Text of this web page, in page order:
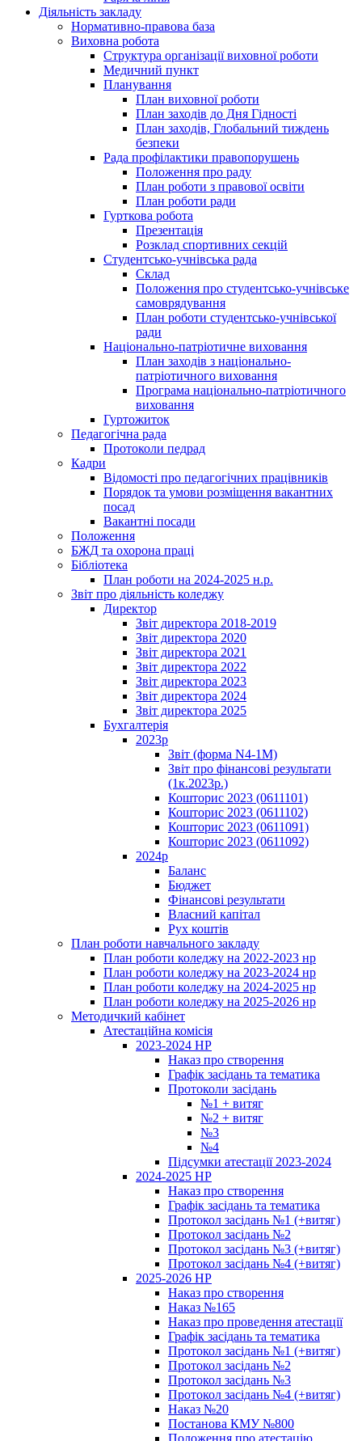
Діяльність закладу
Нормативно-правова база
Виховна робота
Структура організації виховної роботи
Медичний пункт
Планування
План виховної роботи
План заходів до Дня Гідності
План заходів, Глобальний тиждень
безпеки
Рада профілактики правопорушень
Положення про раду
План роботи з правової освіти
План роботи ради
Гурткова робота
Презентація
Розклад спортивних секцій
Студентсько-учнівська рада
Склад
Положення про студентсько-учнівське
самоврядування
План роботи студентсько-учнівської
ради
Національно-патріотичне виховання
План заходів з національно-
патріотичного виховання
Програма національно-патріотичного
виховання
Гуртожиток
Педагогічна рада
Протоколи педрад
Кадри
Відомості про педагогічних працівників
Порядок та умови розміщення вакантних
посад
Вакантні посади
Положення
БЖД та охорона праці
Бібліотека
План роботи на 2024-2025 н.р.
Звіт про діяльність коледжу
Директор
Звіт директора 2018-2019
Звіт директора 2020
Звіт директора 2021
Звіт директора 2022
Звіт директора 2023
Звіт директора 2024
Звіт директора 2025
Бухгалтерія
2023р
Звіт (форма N4-1M)
Звіт про фінансові результати
(1к.2023р.)
Кошторис 2023 (0611101)
Кошторис 2023 (0611102)
Кошторис 2023 (0611091)
Кошторис 2023 (0611092)
2024р
Баланс
Бюджет
Фінансові результати
Власний капітал
Рух коштів
План роботи навчального закладу
План роботи коледжу на 2022-2023 нр
План роботи коледжу на 2023-2024 нр
План роботи коледжу на 2024-2025 нр
План роботи коледжу на 2025-2026 нр
Методичкий кабінет
Атестаційна комісія
2023-2024 НР
Наказ про створення
Графік засідань та тематика
Протоколи засідань
№1 + витяг
№2 + витяг
№3
№4
Підсумки атестації 2023-2024
2024-2025 НР
Наказ про створення
Графік засідань та тематика
Протокол засідань №1 (+витяг)
Протокол засідань №2
Протокол засідань №3 (+витяг)
Протокол засідань №4 (+витяг)
2025-2026 НР
Наказ про створення
Наказ №165
Наказ про проведення атестації
Графік засідань та тематика
Протокол засідань №1 (+витяг)
Протокол засідань №2
Протокол засідань №3
Протокол засідань №4 (+витяг)
Наказ №20
Постанова КМУ №800